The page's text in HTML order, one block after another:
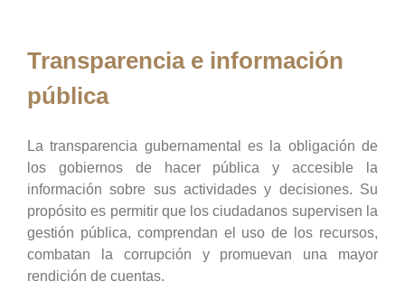
Transparencia e información
pública
La transparencia gubernamental es la obligación de
los gobiernos de hacer pública y accesible la
información sobre sus actividades y decisiones. Su
propósito es permitir que los ciudadanos supervisen la
gestión pública, comprendan el uso de los recursos,
combatan la corrupción y promuevan una mayor
rendición de cuentas.